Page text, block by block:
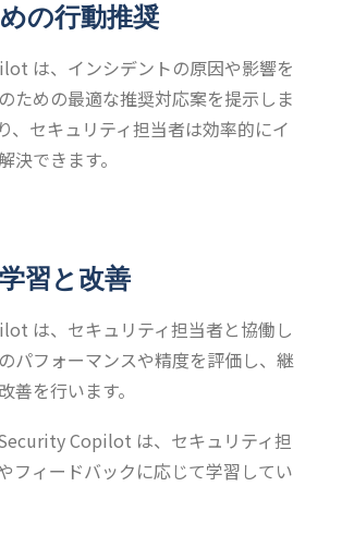
の行動推奨
は、インシデントの原因や影響を
ための最適な推奨対応案を提示しま
、セキュリティ担当者は効率的にイ
決できます。
習と改善
は、セキュリティ担当者と協働し
パフォーマンスや精度を評価し、継
善を行います。
Copilot は、セキュリティ担
フィードバックに応じて学習してい